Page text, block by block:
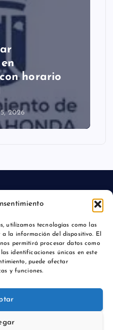
utilizamos tecnologías como las
la información del dispositivo. El
permitirá procesar datos como
identificaciones únicas en este
puede afectar
y funciones.
horario
2026